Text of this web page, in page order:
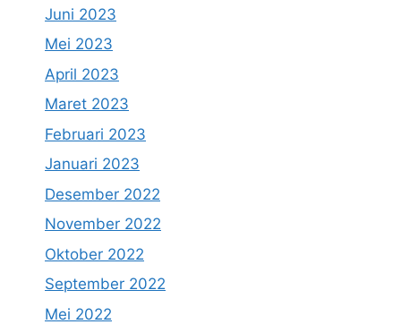
Juni 2023
Mei 2023
April 2023
Maret 2023
Februari 2023
Januari 2023
Desember 2022
November 2022
Oktober 2022
September 2022
Mei 2022